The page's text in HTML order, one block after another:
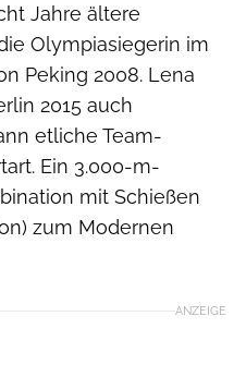
Jahre ältere
Olympiasiegerin im
Peking 2008. Lena
2015 auch
etliche Team-
Ein 3.000-m-
mit Schießen
zum Modernen
ANZEIGE